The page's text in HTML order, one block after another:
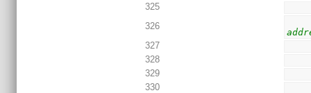
325
326
327
328
329
330